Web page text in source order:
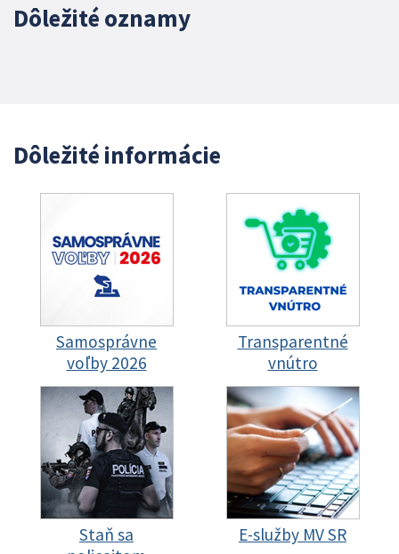
Dôležité oznamy
Dôležité informácie
Samosprávne
voľby 2026
Transparentné
vnútro
Staň sa
E-služby MV SR